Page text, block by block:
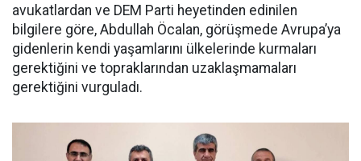
avukatlardan ve DEM Parti heyetinden edinilen
bilgilere göre, Abdullah Öcalan, görüşmede Avrupa’ya
gidenlerin kendi yaşamlarını ülkelerinde kurmaları
gerektiğini ve topraklarından uzaklaşmamaları
gerektiğini vurguladı.